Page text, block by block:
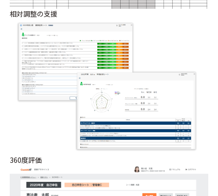
相対調整の支援
360度評価